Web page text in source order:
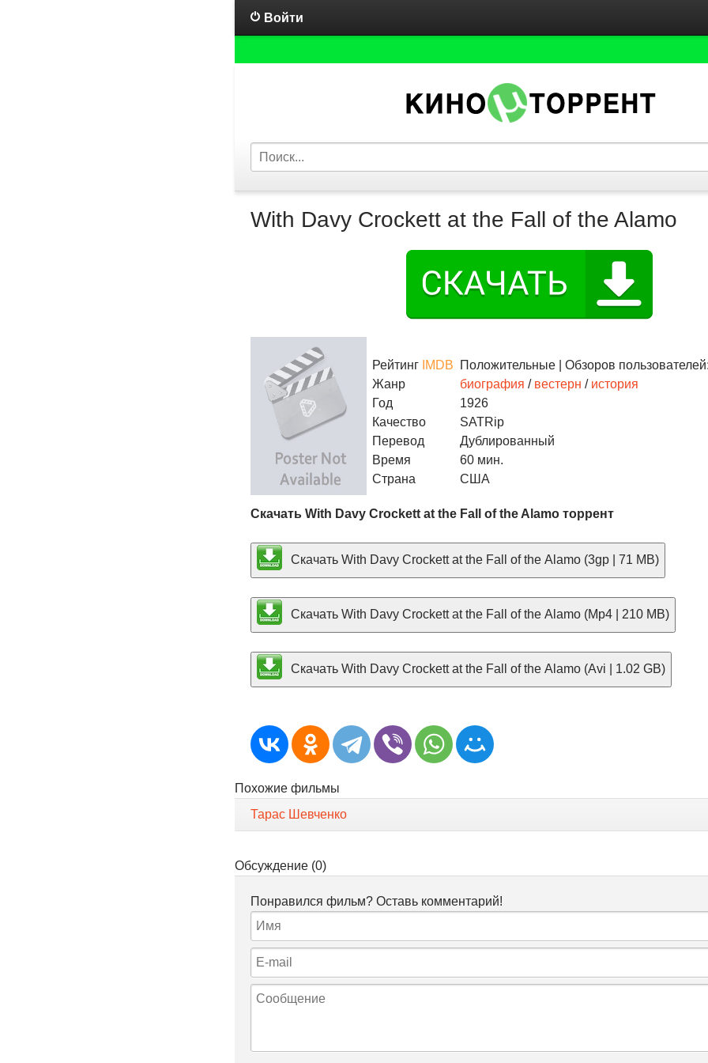
Войти
With Davy Crockett at the Fall of the Alamo
Рейтинг IMDB Положительные | Обзоров
Жанр
биография / вестерн / история
Год
1926
Качество
SATRip
Перевод
Дублированный
Время
60 мин.
Страна
США
Скачать With Davy Crockett at the Fall of the Alamo торрент
Скачать With Davy Crockett at the Fall of the Alamo (3gp | 71 MB)
Скачать With Davy Crockett at the Fall of the Alamo (Mp4 | 210 MB)
Скачать With Davy Crockett at the Fall of the Alamo (Avi | 1.02 GB)
Похожие фильмы
Тарас Шевченко
Обсуждение (0)
Понравился фильм? Оставь комментарий!